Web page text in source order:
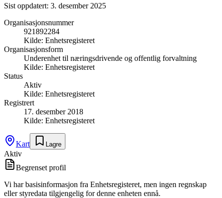
Sist oppdatert: 3. desember 2025
Organisasjonsnummer
921892284
Kilde: Enhetsregisteret
Organisasjonsform
Underenhet til næringsdrivende og offentlig forvaltning
Kilde: Enhetsregisteret
Status
Aktiv
Kilde: Enhetsregisteret
Registrert
17. desember 2018
Kilde: Enhetsregisteret
Kart Lagre
Aktiv
Begrenset profil
Vi har basisinformasjon fra Enhetsregisteret, men ingen regnskap
eller styredata tilgjengelig for denne enheten ennå.